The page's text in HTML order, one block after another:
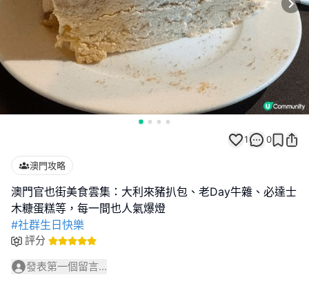
1 0
澳門攻略
澳門官也街美食雲集：大利來豬扒包、老Day牛雜、必達士
#社群生日快樂
評分
發表第一個留言...